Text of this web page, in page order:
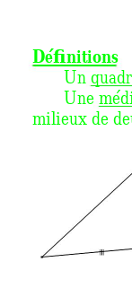
Définitions
Un
Une
milieux de